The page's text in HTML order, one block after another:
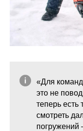
«Для
это не
теперь есть
смотреть
погружений